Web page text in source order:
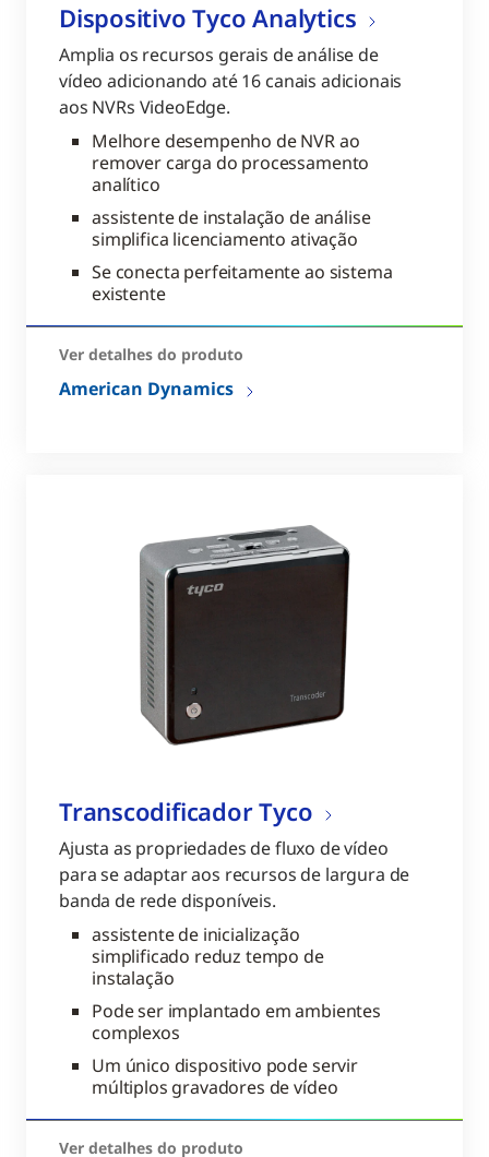
Dispositivo Tyco Analytics
Amplia os recursos gerais de análise de
vídeo adicionando até 16 canais adicionais
aos NVRs VideoEdge.
Melhore desempenho de NVR ao
remover carga do processamento
analítico
assistente de instalação de análise
simplifica licenciamento ativação
Se conecta perfeitamente ao sistema
existente
Ver detalhes do produto
American Dynamics
Transcodificador Tyco
Ajusta as propriedades de fluxo de vídeo
para se adaptar aos recursos de largura de
banda de rede disponíveis.
assistente de inicialização
simplificado reduz tempo de
instalação
Pode ser implantado em ambientes
complexos
Um único dispositivo pode servir
múltiplos gravadores de vídeo
Ver detalhes do produto